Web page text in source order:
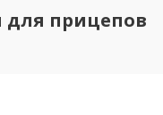
для прицепов